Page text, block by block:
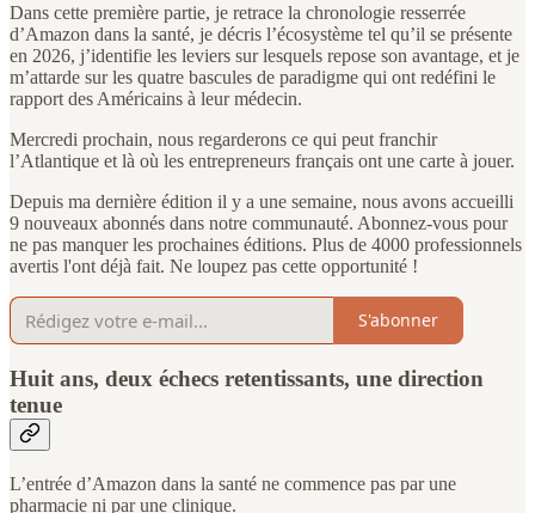
Dans cette première partie, je retrace la chronologie resserrée
d’Amazon dans la santé, je décris l’écosystème tel qu’il se présente
en 2026, j’identifie les leviers sur lesquels repose son avantage, et je
m’attarde sur les quatre bascules de paradigme qui ont redéfini le
rapport des Américains à leur médecin.
Mercredi prochain, nous regarderons ce qui peut franchir
l’Atlantique et là où les entrepreneurs français ont une carte à jouer.
Depuis ma dernière édition il y a une semaine, nous avons accueilli
9 nouveaux abonnés dans notre communauté. Abonnez-vous pour
ne pas manquer les prochaines éditions. Plus de 4000 professionnels
avertis l'ont déjà fait. Ne loupez pas cette opportunité !
S'abonner
Huit ans, deux échecs retentissants, une direction
tenue
L’entrée d’Amazon dans la santé ne commence pas par une
pharmacie ni par une clinique.